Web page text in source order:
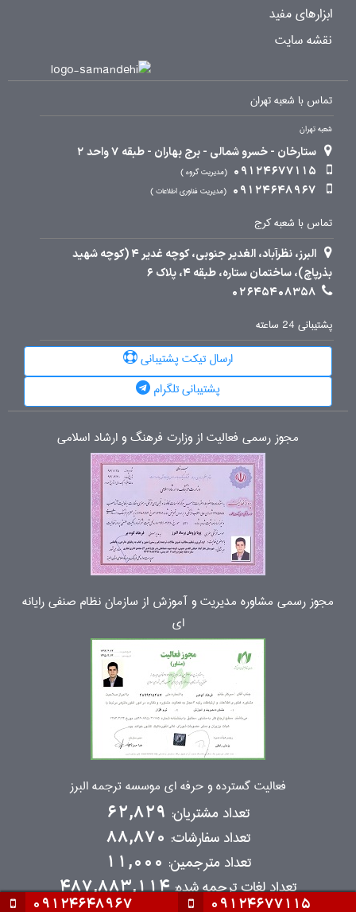
09124677115
09124648967
ابزارهای مفید
نقشه سایت
تماس با شعبه تهران
شعبه تهران
ستارخان - خسرو شمالی - برج بهاران - طبقه 7 واحد 2
09124677115
مدیریت گروه
09124648967 مدیریت فناوری اطلاعات
تماس با شعبه کرج
البرز، نظرآباد، الغدیر جنوبی، کوچه غدیر 4 (کوچه شهید
بذرپاچ)، ساختمان ستاره، طبقه 4، پلاک 6
02645408358
پشتیبانی 24 ساعته
ارسال تیکت پشتیبانی
پشتیبانی تلگرام
مجوز رسمی فعالیت از وزارت فرهنگ و ارشاد اسلامی
مجوز رسمی مشاوره مدیریت و آموزش از سازمان نظام صنفی رایانه
ای
فعالیت گسترده و حرفه ای موسسه ترجمه البرز
تعداد مشتریان: 62,829
تعداد سفارشات: 88,870
تعداد مترجمین: 11,000
تعداد لغات ترجمه شده:487,883,114